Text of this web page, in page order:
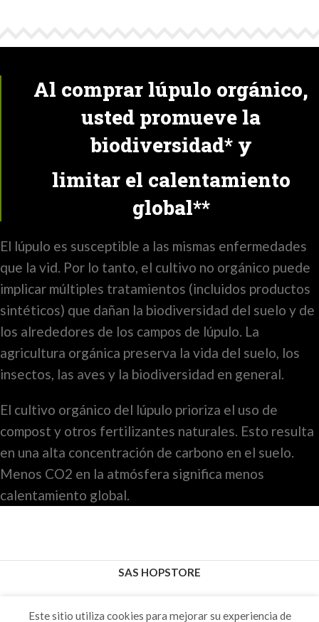
Al comprar lúpulo orgánico,
usted promueve la
biodiversidad* y
limitar el calentamiento
global**
El lúpulo es susceptible a las mismas enfermedades
que la vid. Por lo tanto, el cultivo no orgánico puede
implicar múltiples tratamientos (incluidos productos
sintéticos) que dañan la biodiversidad del suelo y de
los alrededores de los campos de lúpulo. La
agricultura orgánica preserva la vida del suelo, los
insectos, las aves y la biodiversidad en general.
El cultivo orgánico del lúpulo prioriza el uso de
compost y otros fertilizantes naturales. Esto resulta
en una alta concentración de carbono en el suelo.
Menos CO2 en la atmósfera significa menos
calentamiento global.
SAS HOPSTORE
Este sitio utiliza cookies para mejorar su experiencia de